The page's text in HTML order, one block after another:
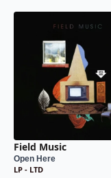
Field Music
Open Here
LP - LTD